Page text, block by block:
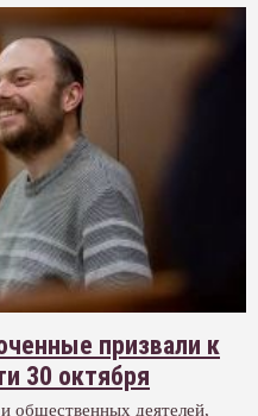
призвали к
30 октября
общественных деятелей,